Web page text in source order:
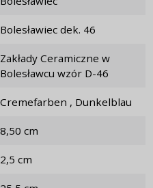
Bolesławiec dek. 46
Zakłady Ceramiczne w
Bolesławcu wzór D-46
Cremefarben , Dunkelblau
8,50 cm
2,5 cm